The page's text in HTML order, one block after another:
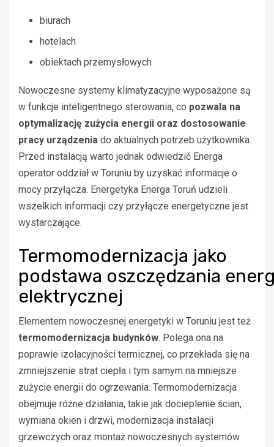
biurach
hotelach
obiektach przemysłowych
Nowoczesne systemy klimatyzacyjne wyposażone są
w funkcje inteligentnego sterowania, co pozwala na
optymalizację zużycia energii oraz dostosowanie
pracy urządzenia do aktualnych potrzeb użytkownika.
Przed instalacją warto jednak odwiedzić Energa
operator oddział w Toruniu by uzyskać informacje o
mocy przyłącza. Energetyka Energa Toruń udzieli
wszelkich informacji czy przyłącze energetyczne jest
wystarczające.
Termomodernizacja jako
podstawa oszczędzania
elektrycznej
Elementem nowoczesnej energetyki w Toruniu jest też
termomodernizacja budynków. Polega ona na
poprawie izolacyjności termicznej, co przekłada się na
zmniejszenie strat ciepła i tym samym na mniejsze
zużycie energii do ogrzewania. Termomodernizacja
obejmuje różne działania, takie jak docieplenie ścian,
wymiana okien i drzwi, modernizacja instalacji
grzewczych oraz montaż nowoczesnych systemów